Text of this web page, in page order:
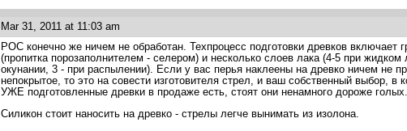
Mar 31, 2011 at 11:03 am
POC конечно же ничем не обработан. Техпроцесс подготовки древков включает
(пропитка порозаполнителем - селером) и несколько слоев лака (4-5 при жидком
окунании, 3 - при распылении). Если у вас перья наклеены на древко ничем не
непокрытое, то это на совести изготовителя стрел, и ваш собственный выбор, в
УЖЕ подготовленные древки в продаже есть, стоят они ненамного дороже голых.
Силикон стоит наносить на древко - стрелы легче вынимать из изолона.